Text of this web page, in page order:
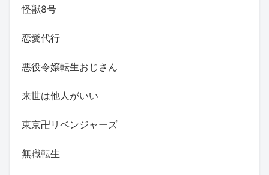
怪獣8号
恋愛代行
悪役令嬢転生おじさん
来世は他人がいい
東京卍リベンジャーズ
無職転生